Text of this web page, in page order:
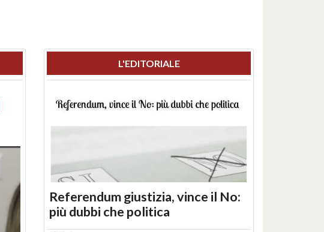
L'EDITORIALE
Referendum giustizia, vince il No:
più dubbi che politica